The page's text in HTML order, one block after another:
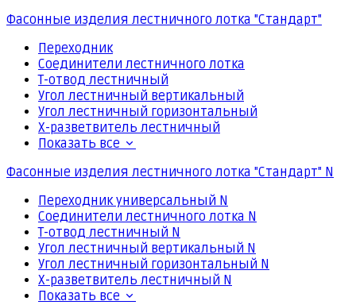
Фасонные изделия лестничного лотка "Стандарт"
Переходник
Соединители лестничного лотка
Т-отвод лестничный
Угол лестничный вертикальный
Угол лестничный горизонтальный
Х-разветвитель лестничный
Показать все
Фасонные изделия лестничного лотка "Стандарт" N
Переходник универсальный N
Соединители лестничного лотка N
Т-отвод лестничный N
Угол лестничный вертикальный N
Угол лестничный горизонтальный N
Х-разветвитель лестничный N
Показать все